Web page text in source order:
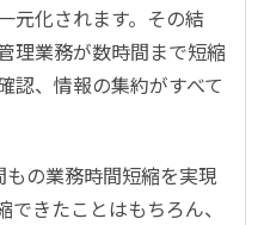
元化されます。その結
理業務が数時間まで短縮
認、情報の集約がすべて
の業務時間短縮を実現
きたことはもちろん、